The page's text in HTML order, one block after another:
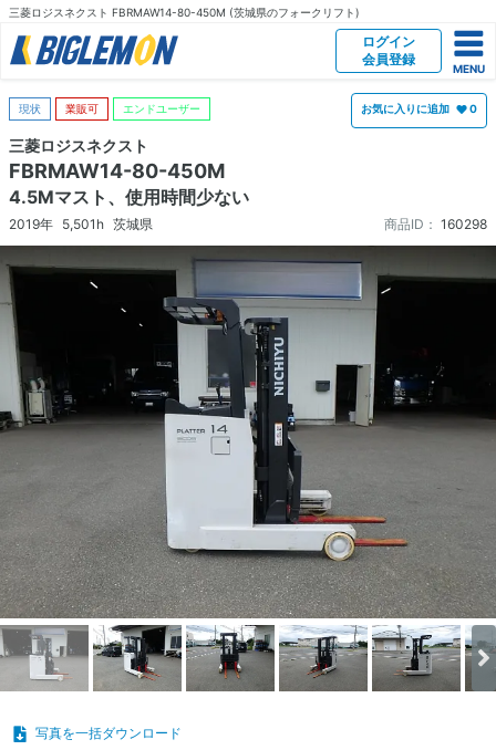
三菱ロジスネクスト FBRMAW14-80-450M (茨城県のフォークリフト)
ログイン
会員登録
現状 業販可 エンドユーザー お気に入りに追加 0
三菱ロジスネクスト
FBRMAW14-80-450M
4.5Mマスト、使用時間少ない
2019年 5,501h 茨城県 商品ID： 160298
写真を一括ダウンロード